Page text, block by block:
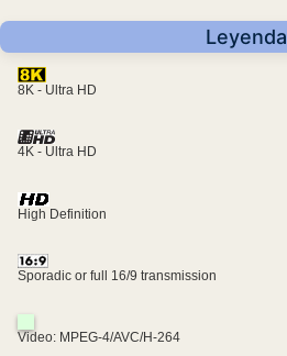
Leyenda
8K - Ultra HD
4K - Ultra HD
High Definition
Sporadic or full 16/9 transmission
Video: MPEG-4/AVC/H-264